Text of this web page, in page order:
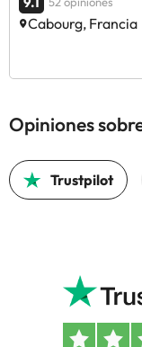
Cabourg, Francia
Opiniones
Trustpilot